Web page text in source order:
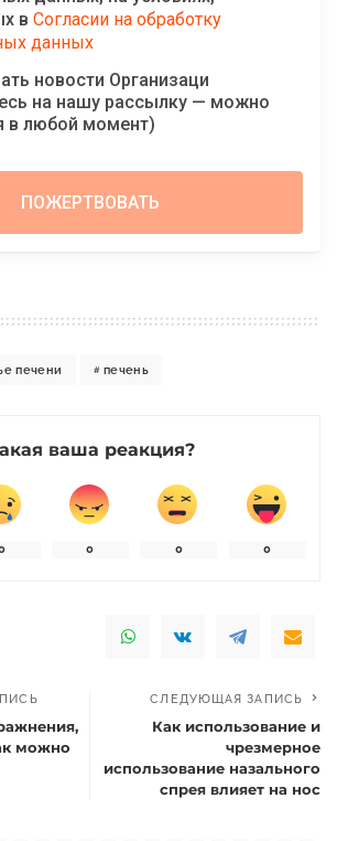
в Согласии на обработку
данных
новости Организаци
на нашу рассылку — можно
в любой момент)
печени печень
ваша реакция?
0 0 0
можно
СЛЕДУЮЩАЯ ЗАПИСЬ
Как использование и
чрезмерное
использование назального
спрея влияет на нос